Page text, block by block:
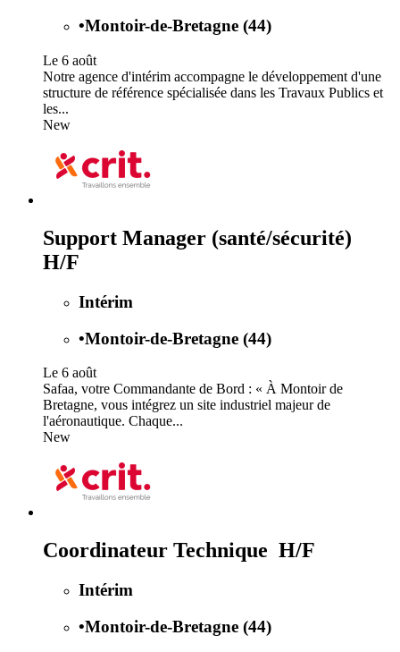
•Montoir-de-Bretagne (44)
Le 6 août
Notre agence d'intérim accompagne le développement d'une
structure de référence spécialisée dans les Travaux Publics et
les...
New
Support Manager (santé/sécurité)
H/F
Intérim
•Montoir-de-Bretagne (44)
Le 6 août
Safaa, votre Commandante de Bord : « À Montoir de
Bretagne, vous intégrez un site industriel majeur de
l'aéronautique. Chaque...
New
Coordinateur Technique H/F
Intérim
•Montoir-de-Bretagne (44)